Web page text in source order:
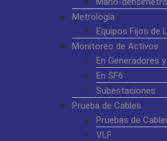
Metrología
Equipos Fijos de
Monitoreo de Activos
En Generadores
En SF6
Subestaciones
Prueba de Cables
Pruebas de
VLF